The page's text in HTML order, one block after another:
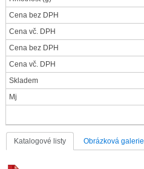
Cena bez DPH
Cena vč. DPH
Cena bez DPH
Cena vč. DPH
Skladem
Mj
Katalogové listy Obrázková galerie